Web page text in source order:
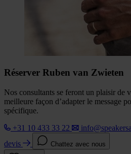
Réserver Ruben van Zwieten
Nos consultants se feront un plaisir de
meilleure façon d’adapter le message
spécifique.
+31 10 433 33 22
devis
Chattez avec nous